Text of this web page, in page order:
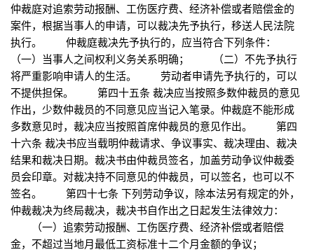
仲裁庭对追索劳动报酬、工伤医疗费、经济补偿或者赔偿金的
案件，根据当事人的申请，可以裁决先予执行，移送人民法院
执行。 仲裁庭裁决先予执行的，应当符合下列条件：
（一）当事人之间权利义务关系明确； （二）不先予执行
将严重影响申请人的生活。 劳动者申请先予执行的，可以
不提供担保。 第四十五条 裁决应当按照多数仲裁员的意见
作出，少数仲裁员的不同意见应当记入笔录。仲裁庭不能形成
多数意见时，裁决应当按照首席仲裁员的意见作出。 第四
十六条 裁决书应当载明仲裁请求、争议事实、裁决理由、裁决
结果和裁决日期。裁决书由仲裁员签名，加盖劳动争议仲裁委
员会印章。对裁决持不同意见的仲裁员，可以签名，也可以不
签名。 第四十七条 下列劳动争议，除本法另有规定的外，
仲裁裁决为终局裁决，裁决书自作出之日起发生法律效力：
（一）追索劳动报酬、工伤医疗费、经济补偿或者赔偿
金，不超过当地月最低工资标准十二个月金额的争议；